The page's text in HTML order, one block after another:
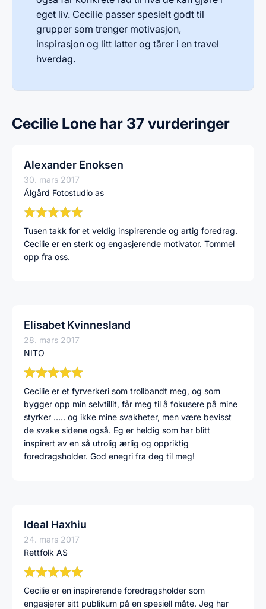
eget liv. Cecilie passer spesielt godt til
grupper som trenger motivasjon,
inspirasjon og litt latter og tårer i en travel
hverdag.
Cecilie Lone har 37 vurderinger
Alexander Enoksen
30. mars 2017
Ålgård Fotostudio as
Tusen takk for et veldig inspirerende og artig foredrag.
Cecilie er en sterk og engasjerende motivator. Tommel
opp fra oss.
Elisabet Kvinnesland
28. mars 2017
NITO
Cecilie er et fyrverkeri som trollbandt meg, og som
bygger opp min selvtillit, får meg til å fokusere på mine
styrker ….. og ikke mine svakheter, men være bevisst
de svake sidene også. Eg er heldig som har blitt
inspirert av en så utrolig ærlig og oppriktig
foredragsholder. God enegri fra deg til meg!
Ideal Haxhiu
24. mars 2017
Rettfolk AS
Cecilie er en inspirerende foredragsholder som
engasjerer sitt publikum på en spesiell måte. Jeg har